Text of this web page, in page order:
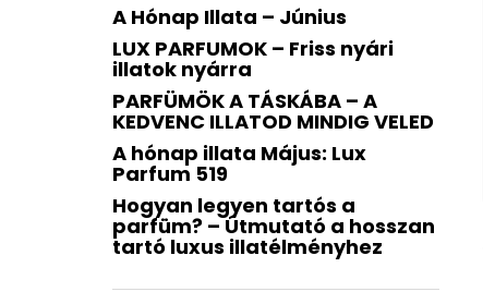
A Hónap Illata – Június
LUX PARFUMOK – Friss nyári
illatok nyárra
PARFÜMÖK A TÁSKÁBA – A
KEDVENC ILLATOD MINDIG VELED
A hónap illata Május: Lux
Parfum 519
Hogyan legyen tartós a
parfüm? – Útmutató a hosszan
tartó luxus illatélményhez